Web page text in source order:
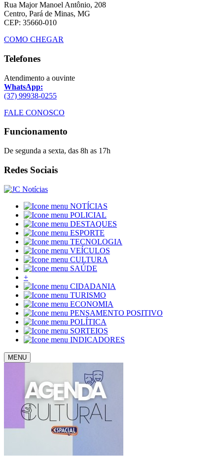
Rua Major Manoel Antônio, 208
Centro, Pará de Minas, MG
CEP: 35660-010
COMO CHEGAR
Telefones
Atendimento a ouvinte
WhatsApp:
(37) 99938-0255
FALE CONOSCO
Funcionamento
De segunda a sexta, das 8h as 17h
Redes Sociais
NOTÍCIAS
POLICIAL
DESTAQUES
ESPORTE
TECNOLOGIA
VEÍCULOS
CULTURA
SAÚDE
+
CIDADANIA
TURISMO
ECONOMIA
PENSAMENTO POSITIVO
POLÍTICA
SORTEIOS
INDICADORES
MENU